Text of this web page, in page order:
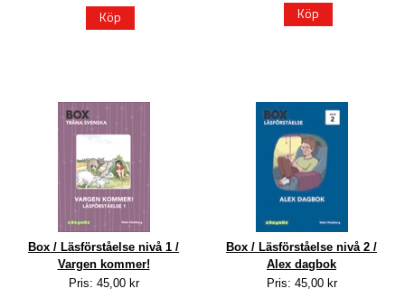
Köp Köp
Box / Läsförståelse nivå 1 /
Vargen kommer!
Pris: 45,00 kr
Box / Läsförståelse nivå 2 /
Alex dagbok
Pris: 45,00 kr